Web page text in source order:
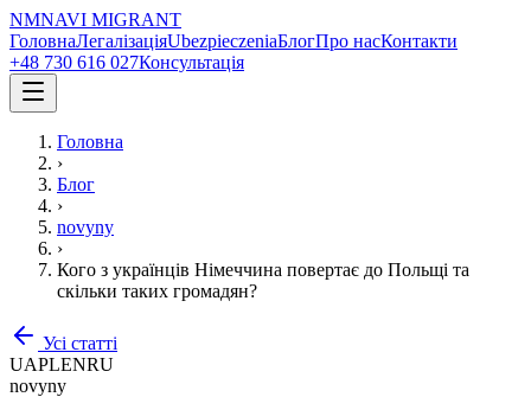
NMNAVI MIGRANT
ГоловнаЛегалізаціяUbezpieczeniaБлогПро насКонтакти
+48 730 616 027Консультація
Головна
›
Блог
›
novyny
›
Кого з українців Німеччина повертає до Польщі та
скільки таких громадян?
Усі статті
UAPLENRU
novyny